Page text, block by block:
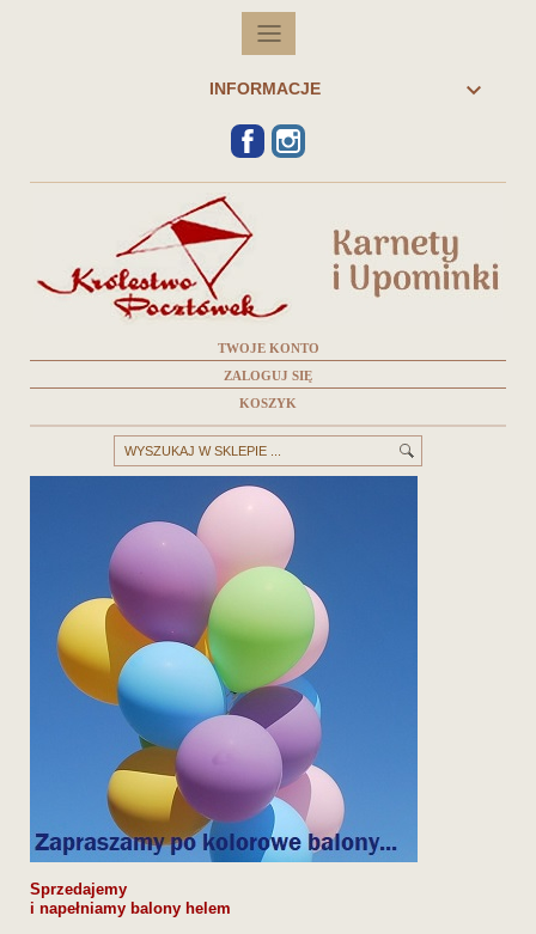
INFORMACJE 
FACEBOOK
TWOJE KONTO
ZALOGUJ SIĘ
KOSZYK
Sprzedajemy
i napełniamy balony helem